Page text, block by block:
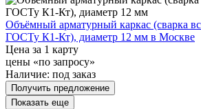
Объёмный арматурный каркас (сварка
ГОСТу К1-Кт), диаметр 12 мм в Москве
Цена за 1 карту
цены «по запросу»
Наличие: под заказ
Получить предложение
Показать еще